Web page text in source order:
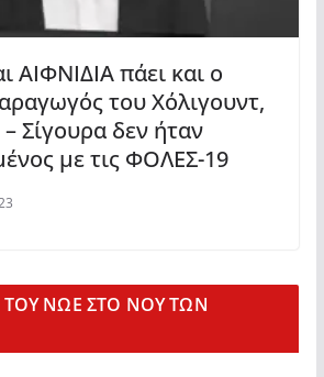
ΑΙΦΝΙΔΙΑ πάει και ο
του Χόλιγουντ,
Σίγουρα δεν ήταν
με τις ΦΟΛΕΣ-19
ΤΟΥ ΝΩΕ ΣΤΟ ΝΟΥ ΤΩΝ